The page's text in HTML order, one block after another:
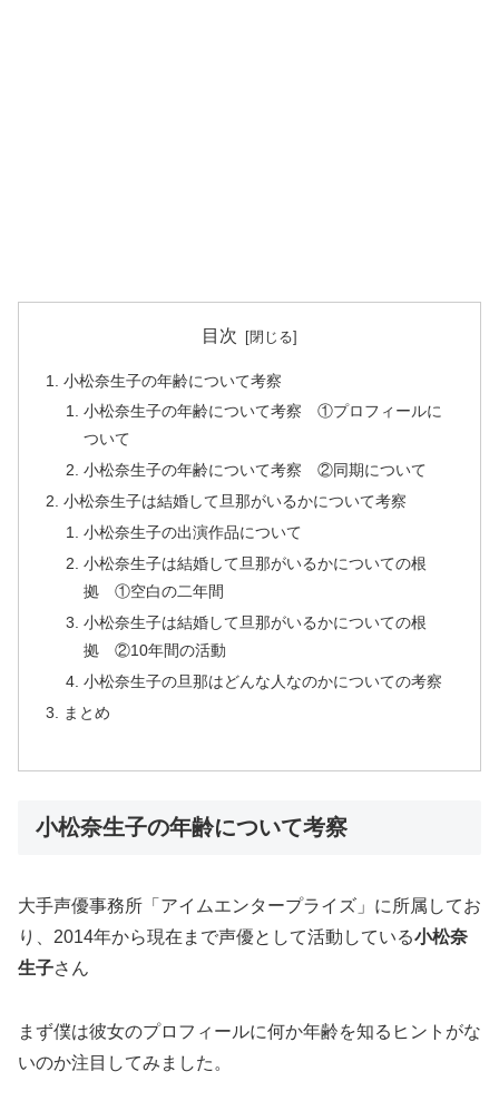
目次
小松奈生子の年齢について考察
小松奈生子の年齢について考察 ①プロフィールに
ついて
小松奈生子の年齢について考察 ②同期について
小松奈生子は結婚して旦那がいるかについて考察
小松奈生子の出演作品について
小松奈生子は結婚して旦那がいるかについての根
拠 ①空白の二年間
小松奈生子は結婚して旦那がいるかについての根
拠 ②10年間の活動
小松奈生子の旦那はどんな人なのかについての考察
まとめ
小松奈生子の年齢について考察
大手声優事務所「アイムエンタープライズ」に所属してお
り、2014年から現在まで声優として活動している小松奈
生子さん
まず僕は彼女のプロフィールに何か年齢を知るヒントがな
いのか注目してみました。